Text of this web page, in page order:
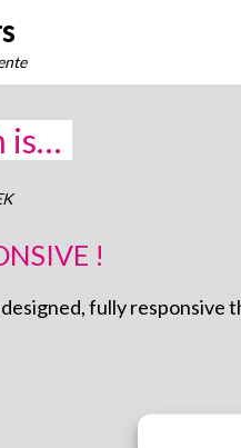
is…
!
fully responsive